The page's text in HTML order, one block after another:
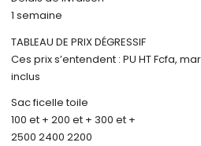
1 semaine
TABLEAU DE PRIX DÉGRESSIF
Ces prix s’entendent : PU HT Fcfa,
inclus
Sac ficelle toile
100 et + 200 et + 300 et +
2500 2400 2200